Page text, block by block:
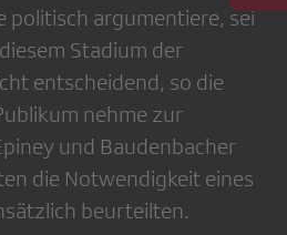
politisch argumentiere, sei
Stadium der
entscheidend, so die
nehme zur
und Baudenbacher
die Notwendigkeit eines
beurteilten.